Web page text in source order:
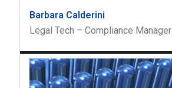
Barbara Calderini
Legal Tech – Compliance Manager